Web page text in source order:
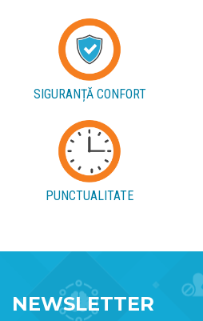
SIGURANȚĂ CONFORT
PUNCTUALITATE
NEWSLETTER